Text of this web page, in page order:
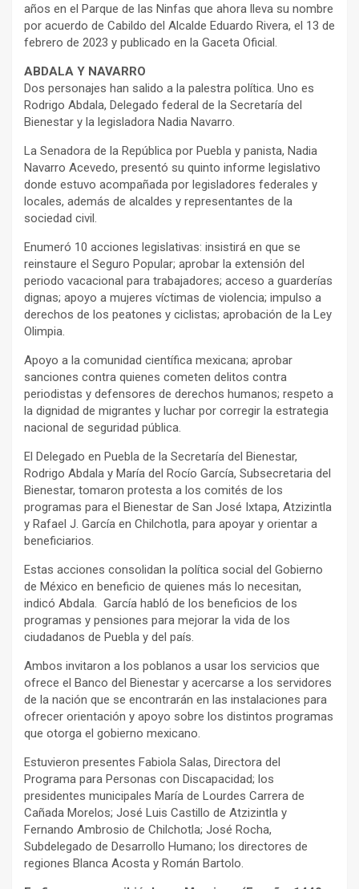
años en el Parque de las Ninfas que ahora lleva su nombre
por acuerdo de Cabildo del Alcalde Eduardo Rivera, el 13 de
febrero de 2023 y publicado en la Gaceta Oficial.
ABDALA Y NAVARRO
Dos personajes han salido a la palestra política. Uno es
Rodrigo Abdala, Delegado federal de la Secretaría del
Bienestar y la legisladora Nadia Navarro.
La Senadora de la República por Puebla y panista, Nadia
Navarro Acevedo, presentó su quinto informe legislativo
donde estuvo acompañada por legisladores federales y
locales, además de alcaldes y representantes de la
sociedad civil.
Enumeró 10 acciones legislativas: insistirá en que se
reinstaure el Seguro Popular; aprobar la extensión del
periodo vacacional para trabajadores; acceso a guarderías
dignas; apoyo a mujeres víctimas de violencia; impulso a
derechos de los peatones y ciclistas; aprobación de la Ley
Olimpia.
Apoyo a la comunidad científica mexicana; aprobar
sanciones contra quienes cometen delitos contra
periodistas y defensores de derechos humanos; respeto a
la dignidad de migrantes y luchar por corregir la estrategia
nacional de seguridad pública.
El Delegado en Puebla de la Secretaría del Bienestar,
Rodrigo Abdala y María del Rocío García, Subsecretaria del
Bienestar, tomaron protesta a los comités de los
programas para el Bienestar de San José Ixtapa, Atzizintla
y Rafael J. García en Chilchotla, para apoyar y orientar a
beneficiarios.
Estas acciones consolidan la política social del Gobierno
de México en beneficio de quienes más lo necesitan,
indicó Abdala. García habló de los beneficios de los
programas y pensiones para mejorar la vida de los
ciudadanos de Puebla y del país.
Ambos invitaron a los poblanos a usar los servicios que
ofrece el Banco del Bienestar y acercarse a los servidores
de la nación que se encontrarán en las instalaciones para
ofrecer orientación y apoyo sobre los distintos programas
que otorga el gobierno mexicano.
Estuvieron presentes Fabiola Salas, Directora del
Programa para Personas con Discapacidad; los
presidentes municipales María de Lourdes Carrera de
Cañada Morelos; José Luis Castillo de Atzizintla y
Fernando Ambrosio de Chilchotla; José Rocha,
Subdelegado de Desarrollo Humano; los directores de
regiones Blanca Acosta y Román Bartolo.